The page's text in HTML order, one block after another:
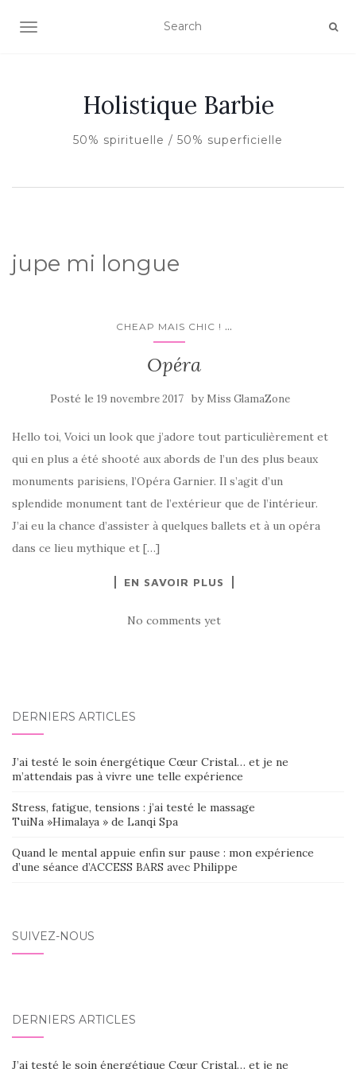
AFFICHER/MASQUER LA NAVIGATION
Holistique Barbie
50% spirituelle / 50% superficielle
jupe mi longue
CHEAP MAIS CHIC ! ...
Opéra
Posté le 19 novembre 2017 by Miss GlamaZone
Hello toi, Voici un look que j’adore tout particulièrement et
qui en plus a été shooté aux abords de l’un des plus beaux
monuments parisiens, l’Opéra Garnier. Il s’agit d’un
splendide monument tant de l’extérieur que de l’intérieur.
J’ai eu la chance d’assister à quelques ballets et à un opéra
dans ce lieu mythique et […]
EN SAVOIR PLUS
No comments yet
DERNIERS ARTICLES
J’ai testé le soin énergétique Cœur Cristal… et je ne
m’attendais pas à vivre une telle expérience
Stress, fatigue, tensions : j’ai testé le massage
TuiNa »Himalaya » de Lanqi Spa
Quand le mental appuie enfin sur pause : mon expérience
d’une séance d’ACCESS BARS avec Philippe
SUIVEZ-NOUS
DERNIERS ARTICLES
J’ai testé le soin énergétique Cœur Cristal… et je ne